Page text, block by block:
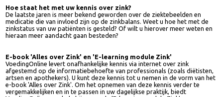
Zinksuppletie
Wanneer is zinksuppletie zinvol? Welke zinksupplementen zijn
beschikbaar en welke adviezen zijn hierbij van belang? Waarom is de
koper balans van belang?
Hoe staat het met uw kennis over zink?
De laatste jaren is meer bekend geworden over de ziektebeelden en
medicatie die van invloed zijn op de zinkbalans. Weet u hoe het met de
zinkstatus van uw patiënten is gesteld? Of wilt u hierover meer weten
hieraan meer aandacht gaan besteden?